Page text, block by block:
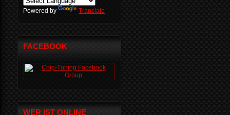
Powered by Translate
FACEBOOK
WER IST ONLINE